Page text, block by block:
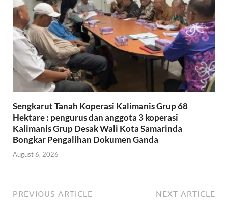
Sengkarut Tanah Koperasi Kalimanis Grup 68
Hektare : pengurus dan anggota 3 koperasi
Kalimanis Grup Desak Wali Kota Samarinda
Bongkar Pengalihan Dokumen Ganda
August 6, 2026
PREVIOUS ARTICLE NEXT ARTICLE